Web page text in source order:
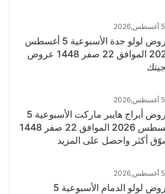
5 أغسطس,2026
عروض لولو جدة الأسبوعية 5 أغسطس
2026 الموافق 22 صفر 1448 عروض
5 أغسطس,2026
عروض أبراج هايبر ماركت الأسبوعية 5
أغسطس 2026 الموافق 22 صفر 1448
أكثر واحصل على المزيد
5 أغسطس,2026
عروض لولو الدمام الأسبوعية 5